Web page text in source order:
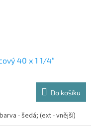
40 x 1 1/4“
Do košíku
- šedá; (ext - vnější)